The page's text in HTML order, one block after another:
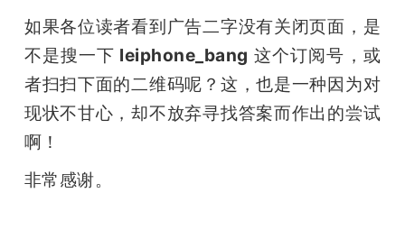
如果各位读者看到广告二字没有关闭页面，是
不是搜一下 leiphone_bang 这个订阅号，或
者扫扫下面的二维码呢？这，也是一种因为对
现状不甘心，却不放弃寻找答案而作出的尝试
啊！
非常感谢。